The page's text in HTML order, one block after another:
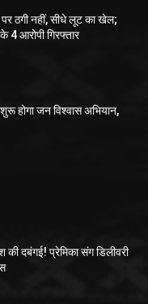
ठगी नहीं, सीधे लूट का खेल;
4 आरोपी गिरफ्तार
होगा जन विश्वास अभियान,
की दबंगई! प्रेमिका संग डिलीवरी